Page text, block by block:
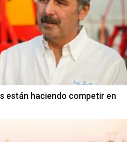
están haciendo competir en